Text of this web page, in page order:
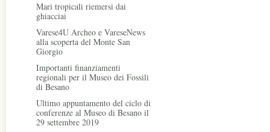
Mari tropicali riemersi dai
ghiacciai
Varese4U Archeo e VareseNews
alla scoperta del Monte San
Giorgio
Importanti finanziamenti
regionali per il Museo dei Fossili
di Besano
Ultimo appuntamento del ciclo di
conferenze al Museo di Besano il
29 settembre 2019